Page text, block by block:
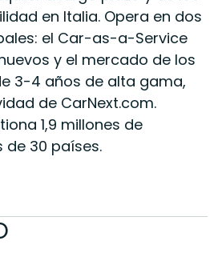
en Italia. Opera en dos
el Car-as-a-Service
y el mercado de los
3-4 años de alta gama,
de CarNext.com.
1,9 millones de
de 30 países.